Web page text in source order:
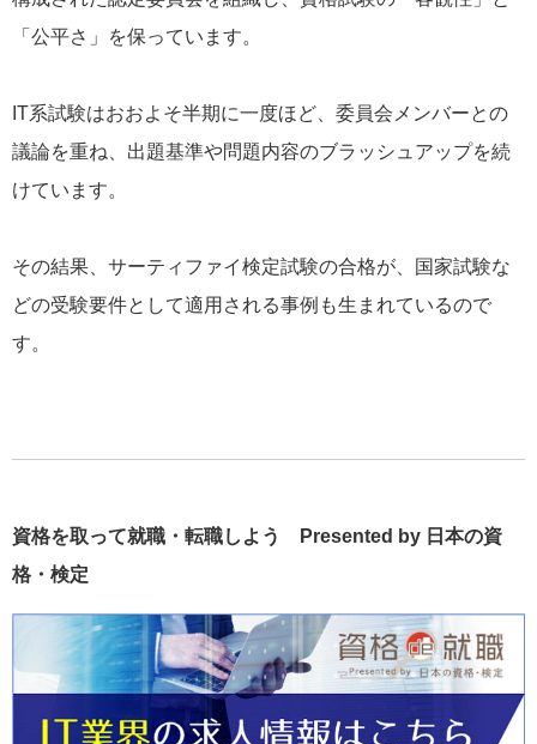
「公平さ」を保っています。
IT系試験はおおよそ半期に一度ほど、委員会メンバーとの
議論を重ね、出題基準や問題内容のブラッシュアップを続
けています。
その結果、サーティファイ検定試験の合格が、国家試験な
どの受験要件として適用される事例も生まれているので
す。
資格を取って就職・転職しよう Presented by 日本の資
格・検定